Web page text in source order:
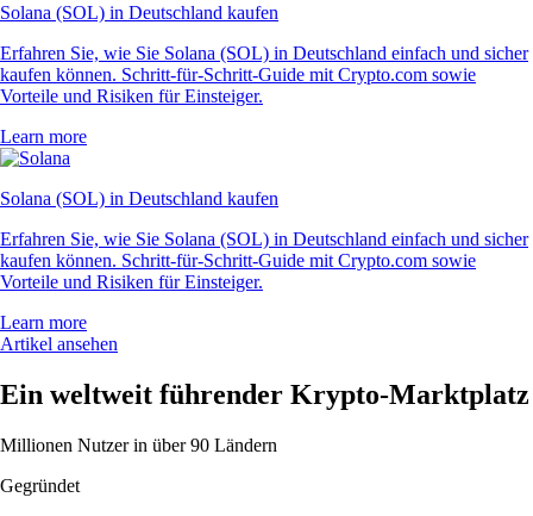
Solana (SOL) in Deutschland kaufen
Erfahren Sie, wie Sie Solana (SOL) in Deutschland einfach und sicher
kaufen können. Schritt-für-Schritt-Guide mit Crypto.com sowie
Vorteile und Risiken für Einsteiger.
Learn more
Solana (SOL) in Deutschland kaufen
Erfahren Sie, wie Sie Solana (SOL) in Deutschland einfach und sicher
kaufen können. Schritt-für-Schritt-Guide mit Crypto.com sowie
Vorteile und Risiken für Einsteiger.
Learn more
Artikel ansehen
Ein weltweit führender Krypto-Marktplatz
Millionen Nutzer in über 90 Ländern
Gegründet